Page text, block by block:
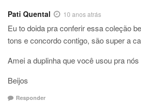
Pati Quental 10 anos atrás
Eu to doida pra conferir essa coleção
tons e concordo contigo, são super a
Amei a duplinha que você usou pra nós
Beijos
Responder